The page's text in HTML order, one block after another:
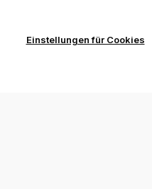
Einstellungen für Cookies